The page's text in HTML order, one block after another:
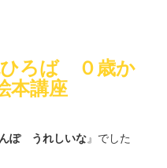
ひろば ０歳か
本講座
ぽ うれしいな』でした